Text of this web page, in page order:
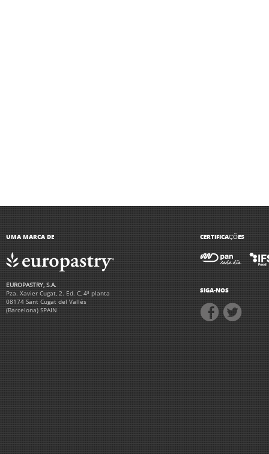
UMA MARCA DE
EUROPASTRY, S.A.
Pza. Xavier Cugat, 2. Ed. C, 4ª planta
08174 Sant Cugat del Vallés
(Barcelona) SPAIN
CERTIFICAÇÕES
SIGA-NOS